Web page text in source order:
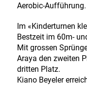
Aerobic-Aufführung.
Im «Kinderturnen
Bestzeit im 60m-
Mit grossen
Araya den zweiten
dritten Platz.
Kiano Beyeler